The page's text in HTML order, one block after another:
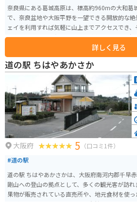
奈良県にある葛城高原は、標高約960mの大和葛
で、奈良盆地や大阪平野を一望できる開放的な
ェイを利用すれば気軽に山上までアクセスでき
へ向かうと、360度のパノラマが楽しめます。春
ツツジが山一面を赤く染め、秋にはススキの大草
に異なる景色が魅力です。 遊歩道や自然探究路も整備されており、ハイキン
グやのんびり散策にも最適。山頂にはロッジや
ら休憩できます。バイクの場合は麓まで快適にア
めツーリングの立ち寄りにも便利。ワインディ
自然でリフレッシュできるスポットです。
詳しく見る
道の駅 ちはやあかさか
大阪府 5 （口コミ1件）
#道の駅
道の駅 ちはやあかさかは、大阪府南河内郡千早
剛山への登山の拠点として、多くの観光客が訪れます。 地元の新鮮
果物が販売されている直売所や、地元食材を使